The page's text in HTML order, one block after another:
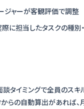
ジャーが客観評価で調整
際に担当したタスクの種別
タイミングで全員のスキ
からの自動算出があれば